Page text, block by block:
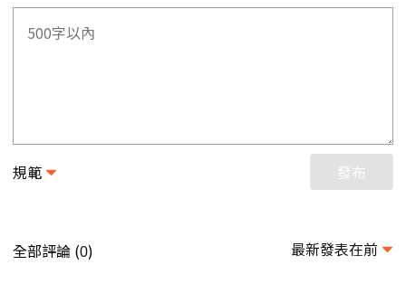
規範 發布
全部評論 (0) 最新發表在前